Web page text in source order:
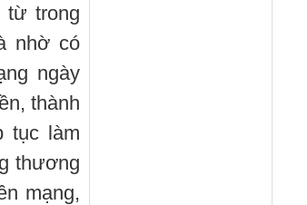
từ trong
nhờ có
ngày
thành
tục làm
thương
mạng,